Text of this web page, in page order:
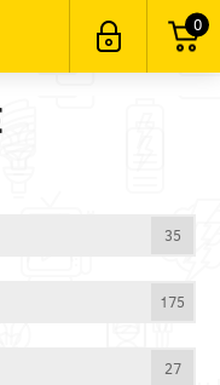
0
35
175
27